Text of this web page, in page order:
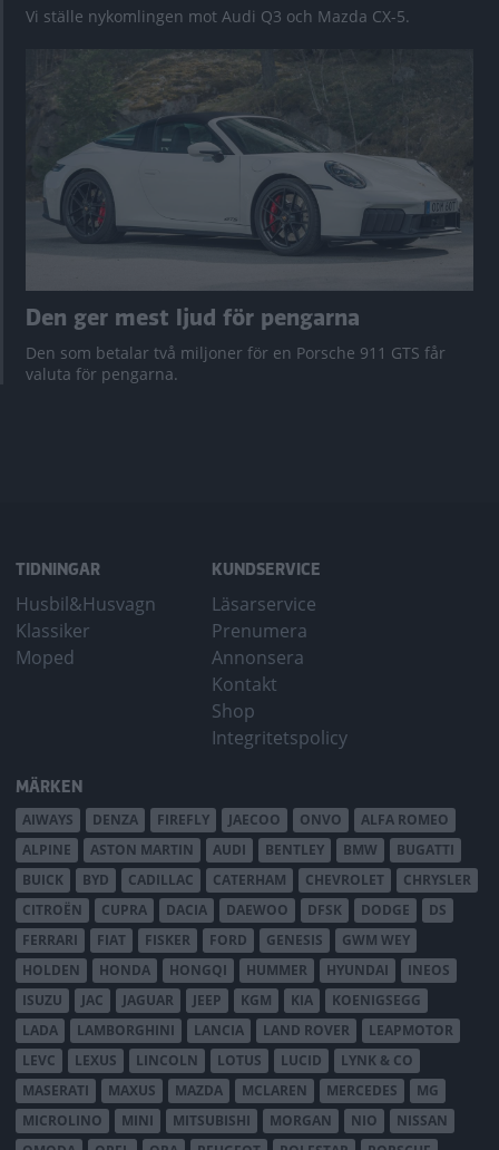
Vi ställe nykomlingen mot Audi Q3 och Mazda CX-5.
Den ger mest ljud för pengarna
Den som betalar två miljoner för en Porsche 911 GTS får
valuta för pengarna.
TIDNINGAR
Husbil&Husvagn
Klassiker
Moped
KUNDSERVICE
Läsarservice
Prenumera
Annonsera
Kontakt
Shop
Integritetspolicy
MÄRKEN
AIWAYS DENZA FIREFLY JAECOO ONVO
ALFA ROMEO
ALPINE
ASTON MARTIN AUDI BENTLEY BMW
BUGATTI
BUICK
BYD CADILLAC CATERHAM CHEVROLET
CHRYSLER
CITROËN
CUPRA DACIA DAEWOO DFSK DODGE
DS
FERRARI
FIAT FISKER FORD GENESIS
GWM WEY
HOLDEN
HONDA HONGQI HUMMER HYUNDAI
INEOS
ISUZU
JAC JAGUAR JEEP KGM KIA
KOENIGSEGG
LADA
LAMBORGHINI LANCIA LAND ROVER
LEAPMOTOR
LEVC
LEXUS LINCOLN LOTUS LUCID
LYNK & CO
MASERATI
MAXUS MAZDA MCLAREN MERCEDES
MG
MICROLINO
MINI MITSUBISHI MORGAN NIO
NISSAN